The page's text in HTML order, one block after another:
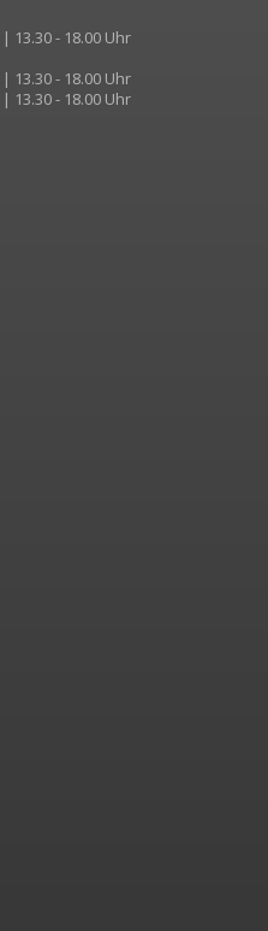
13.30 - 18.00 Uhr
13.30 - 18.00 Uhr
13.30 - 18.00 Uhr